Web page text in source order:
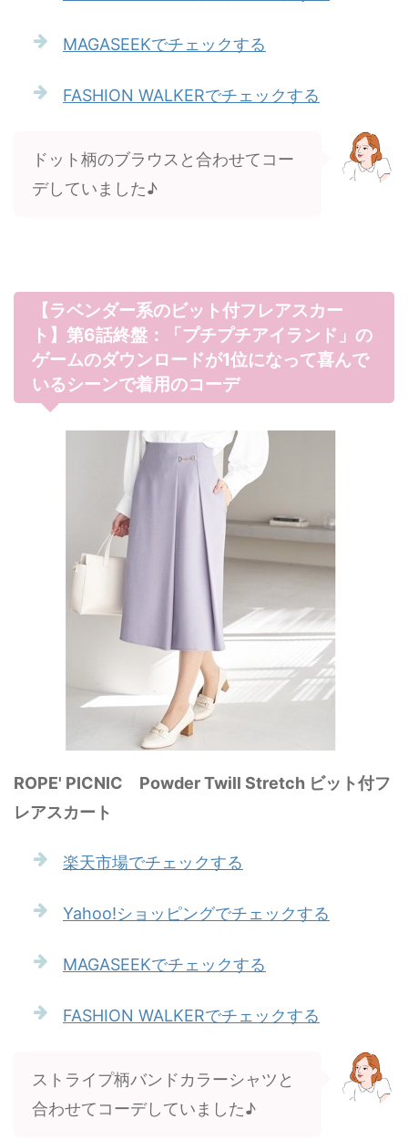
MAGASEEKでチェックする
FASHION WALKERでチェックする
ドット柄のブラウスと合わせてコー
デしていました♪
【ラベンダー系のビット付フレアスカー
ト】第6話終盤：「プチプチアイランド」の
ゲームのダウンロードが1位になって喜んで
いるシーンで着用のコーデ
ROPE' PICNIC Powder Twill Stretch ビット付フ
レアスカート
楽天市場でチェックする
Yahoo!ショッピングでチェックする
MAGASEEKでチェックする
FASHION WALKERでチェックする
ストライプ柄バンドカラーシャツと
合わせてコーデしていました♪